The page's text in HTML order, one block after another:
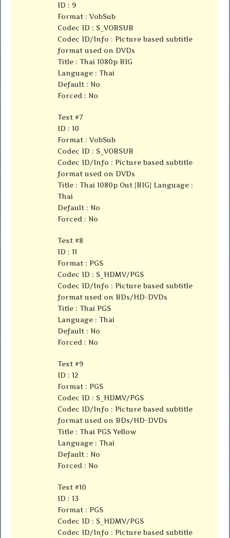
ID : 9
Format : VobSub
Codec ID : S_VOBSUB
Codec ID/Info : Picture based subtitle
format used on DVDs
Title : Thai 1080p BIG
Language : Thai
Default : No
Forced : No
Text #7
ID : 10
Format : VobSub
Codec ID : S_VOBSUB
Codec ID/Info : Picture based subtitle
format used on DVDs
Title : Thai 1080p Out [BIG] Language :
Thai
Default : No
Forced : No
Text #8
ID : 11
Format : PGS
Codec ID : S_HDMV/PGS
Codec ID/Info : Picture based subtitle
format used on BDs/HD-DVDs
Title : Thai PGS
Language : Thai
Default : No
Forced : No
Text #9
ID : 12
Format : PGS
Codec ID : S_HDMV/PGS
Codec ID/Info : Picture based subtitle
format used on BDs/HD-DVDs
Title : Thai PGS Yellow
Language : Thai
Default : No
Forced : No
Text #10
ID : 13
Format : PGS
Codec ID : S_HDMV/PGS
Codec ID/Info : Picture based subtitle